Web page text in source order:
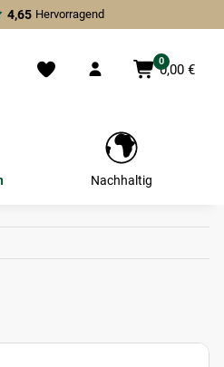
4,65 Hervorragend
0
0,00 €
Nachhaltig